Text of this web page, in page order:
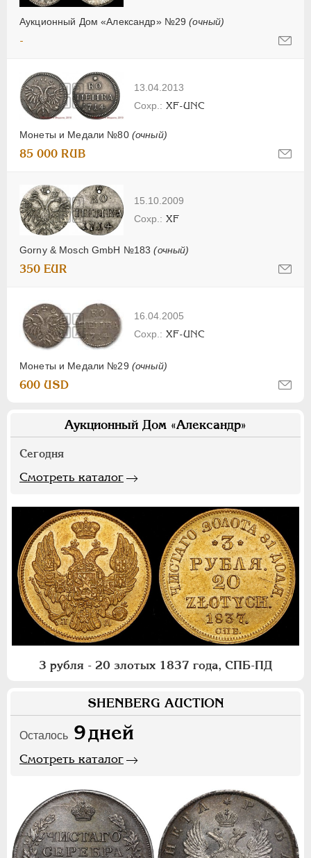
Аукционный Дом «Александр» №29(очный)
-
13.04.2013
Монеты и Медали №80 (очный)
XF-UNC
85 000 RUB
15.10.2009
Gorny & Mosch GmbH №183(очный)
XF
350 EUR
16.04.2005
Монеты и Медали №29 (очный)
XF-UNC
600 USD
Аукционный Дом «Александр»
Сегодня
Смотреть каталог
3 рубля - 20 злотых 1837 года, СПБ-ПД
SHENBERG AUCTION
Осталось 9дней
Смотреть каталог